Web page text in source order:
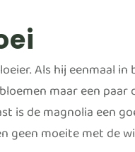
Als hij eenmaal
maar een
is de magnolia een
geen moeite met